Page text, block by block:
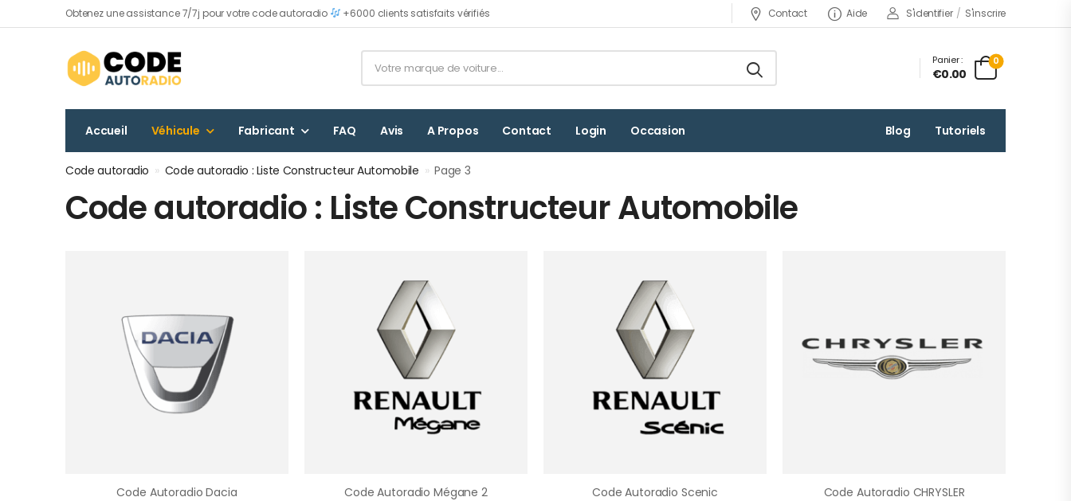
Obtenez une assistance 7/7j pour votre code autoradio +6000 clients satisfaits vérifiés Contact Aide S'identifier / S'inscrire
Panier :
€0.00
0
Accueil Véhicule Fabricant FAQ Avis A Propos Contact Login Occasion Blog Tutoriels
Code autoradio » Code autoradio : Liste Constructeur Automobile » Page 3
Code autoradio : Liste Constructeur Automobile
Code Autoradio Dacia Code Autoradio Mégane 2 Code Autoradio Scenic Code Autoradio CHRYSLER